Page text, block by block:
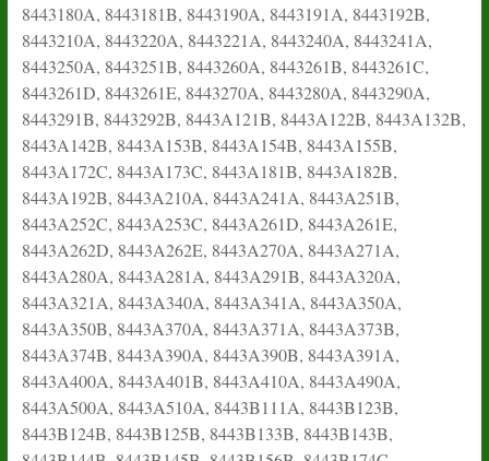
8443180A, 8443181B, 8443190A, 8443191A, 8443192B,
8443210A, 8443220A, 8443221A, 8443240A, 8443241A,
8443250A, 8443251B, 8443260A, 8443261B, 8443261C,
8443261D, 8443261E, 8443270A, 8443280A, 8443290A,
8443291B, 8443292B, 8443A121B, 8443A122B, 8443A132B,
8443A142B, 8443A153B, 8443A154B, 8443A155B,
8443A172C, 8443A173C, 8443A181B, 8443A182B,
8443A192B, 8443A210A, 8443A241A, 8443A251B,
8443A252C, 8443A253C, 8443A261D, 8443A261E,
8443A262D, 8443A262E, 8443A270A, 8443A271A,
8443A280A, 8443A281A, 8443A291B, 8443A320A,
8443A321A, 8443A340A, 8443A341A, 8443A350A,
8443A350B, 8443A370A, 8443A371A, 8443A373B,
8443A374B, 8443A390A, 8443A390B, 8443A391A,
8443A400A, 8443A401B, 8443A410A, 8443A490A,
8443A500A, 8443A510A, 8443B111A, 8443B123B,
8443B124B, 8443B125B, 8443B133B, 8443B143B,